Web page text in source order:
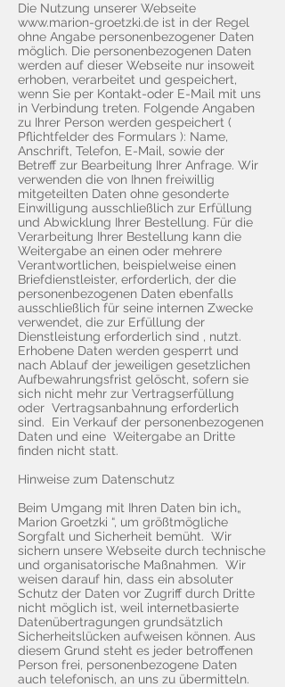
Die Nutzung unserer Webseite
www.marion-groetzki.de ist in der Regel
ohne Angabe personenbezogener Daten
möglich. Die personenbezogenen Daten
werden auf dieser Webseite nur insoweit
erhoben, verarbeitet und gespeichert,
wenn Sie per Kontakt-oder E-Mail mit uns
in Verbindung treten. Folgende Angaben
zu Ihrer Person werden gespeichert (
Pflichtfelder des Formulars ): Name,
Anschrift, Telefon, E-Mail, sowie der
Betreff zur Bearbeitung Ihrer Anfrage. Wir
verwenden die von Ihnen freiwillig
mitgeteilten Daten ohne gesonderte
Einwilligung ausschließlich zur Erfüllung
und Abwicklung Ihrer Bestellung. Für die
Verarbeitung Ihrer Bestellung kann die
Weitergabe an einen oder mehrere
Verantwortlichen, beispielweise einen
Briefdienstleister, erforderlich, der die
personenbezogenen Daten ebenfalls
ausschließlich für seine internen Zwecke
verwendet, die zur Erfüllung der
Dienstleistung erforderlich sind , nutzt.
Erhobene Daten werden gesperrt und
nach Ablauf der jeweiligen gesetzlichen
Aufbewahrungsfrist gelöscht, sofern sie
sich nicht mehr zur Vertragserfüllung
oder Vertragsanbahnung erforderlich
sind. Ein Verkauf der personenbezogenen
Daten und eine Weitergabe an Dritte
finden nicht statt.
Hinweise zum Datenschutz
Beim Umgang mit Ihren Daten bin ich„
Marion Groetzki “, um größtmögliche
Sorgfalt und Sicherheit bemüht. Wir
sichern unsere Webseite durch technische
und organisatorische Maßnahmen. Wir
weisen darauf hin, dass ein absoluter
Schutz der Daten vor Zugriff durch Dritte
nicht möglich ist, weil internetbasierte
Datenübertragungen grundsätzlich
Sicherheitslücken aufweisen können. Aus
diesem Grund steht es jeder betroffenen
Person frei, personenbezogene Daten
auch telefonisch, an uns zu übermitteln.